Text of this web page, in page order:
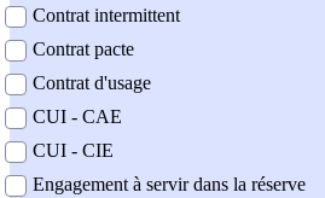
Contrat intermittent
Contrat pacte
Contrat d'usage
CUI - CAE
CUI - CIE
Engagement à servir dans la réserve